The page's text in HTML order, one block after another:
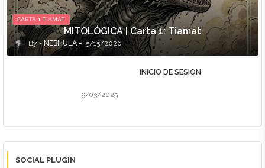
CARTA 1 TIAMAT
MITOLÓGICA | Carta 1: Tiamat
NEBHULA 5/15/2026
INICIO DE SESION
9/03/2025
SOCIAL PLUGIN